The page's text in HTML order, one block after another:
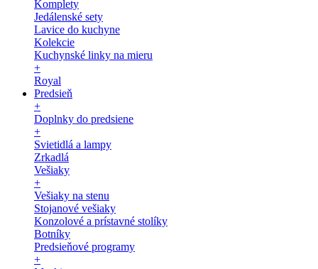
Komplety
Jedálenské sety
Lavice do kuchyne
Kolekcie
Kuchynské linky na mieru
+
Royal
Predsieň
+
Doplnky do predsiene
+
Svietidlá a lampy
Zrkadlá
Vešiaky
+
Vešiaky na stenu
Stojanové vešiaky
Konzolové a prístavné stolíky
Botníky
Predsieňové programy
+